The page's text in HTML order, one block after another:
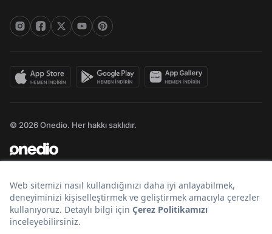
© 2026 Onedio. Her hakkı saklıdır.
Bir markasıdır.